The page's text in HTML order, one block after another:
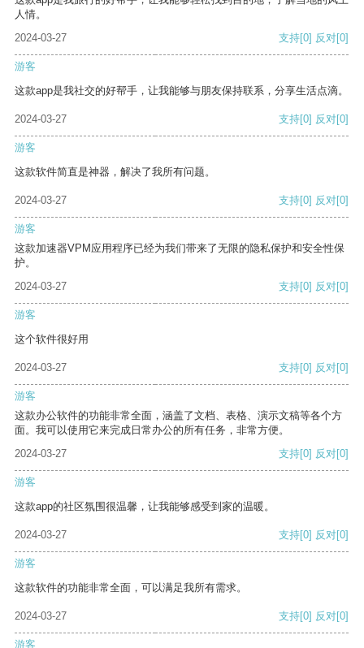
人情。
2024-03-27
支持[0] 反对[0]
游客
这款app是我社交的好帮手，让我能够与朋友保持联系，分享生活点滴。
2024-03-27 支持[0] 反对[0]
游客
这款软件简直是神器，解决了我所有问题。
2024-03-27 支持[0] 反对[0]
游客
这款加速器VPM应用程序已经为我们带来了无限的隐私保护和安全性保
护。
2024-03-27
支持[0] 反对[0]
游客
这个软件很好用
2024-03-27 支持[0] 反对[0]
游客
这款办公软件的功能非常全面，涵盖了文档、表格、演示文稿等各个方
面。我可以使用它来完成日常办公的所有任务，非常方便。
2024-03-27
支持[0] 反对[0]
游客
这款app的社区氛围很温馨，让我能够感受到家的温暖。
2024-03-27 支持[0] 反对[0]
游客
这款软件的功能非常全面，可以满足我所有需求。
2024-03-27 支持[0] 反对[0]
游客